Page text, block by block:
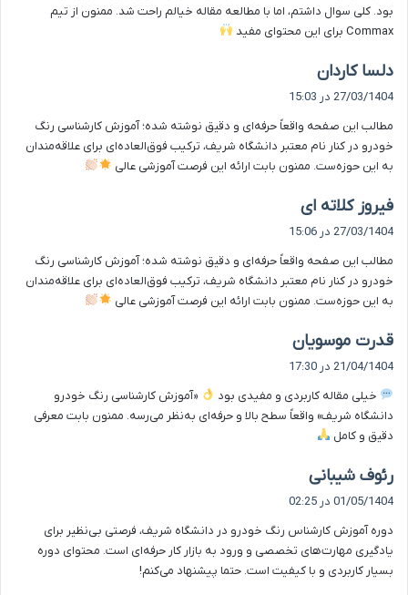
بود. کلی سوال داشتم، اما با مطالعه مقاله خیالم راحت شد. ممنون از تیم
Commax برای این محتوای مفید
دلسا کاردان
ف
:
27/03/1404 در 15:03
مطالب این صفحه واقعاً حرفه‌ای و دقیق نوشته شده‌؛ آموزش کارشناسی رنگ
خودرو در کنار نام معتبر دانشگاه شریف، ترکیب فوق‌العاده‌ای برای علاقه‌مندان
به این حوزه‌ست. ممنون بابت ارائه این فرصت آموزشی عالی
فیروز کلاته ای
ف
:
27/03/1404 در 15:06
مطالب این صفحه واقعاً حرفه‌ای و دقیق نوشته شده‌؛ آموزش کارشناسی رنگ
خودرو در کنار نام معتبر دانشگاه شریف، ترکیب فوق‌العاده‌ای برای علاقه‌مندان
به این حوزه‌ست. ممنون بابت ارائه این فرصت آموزشی عالی
قدرت موسویان
ف
:
21/04/1404 در 17:30
خیلی مقاله کاربردی و مفیدی بود
«آموزش کارشناسی رنگ خودرو
دانشگاه شریف» واقعاً سطح بالا و حرفه‌ای به‌نظر می‌رسه. ممنون بابت معرفی
دقیق و کامل
رئوف شیبانی
ف
:
01/05/1404 در 02:25
دوره آموزش کارشناس رنگ خودرو در دانشگاه شریف، فرصتی بی‌نظیر برای
یادگیری مهارت‌های تخصصی و ورود به بازار کار حرفه‌ای است. محتوای دوره
بسیار کاربردی و با کیفیت است. حتما پیشنهاد می‌کنم!